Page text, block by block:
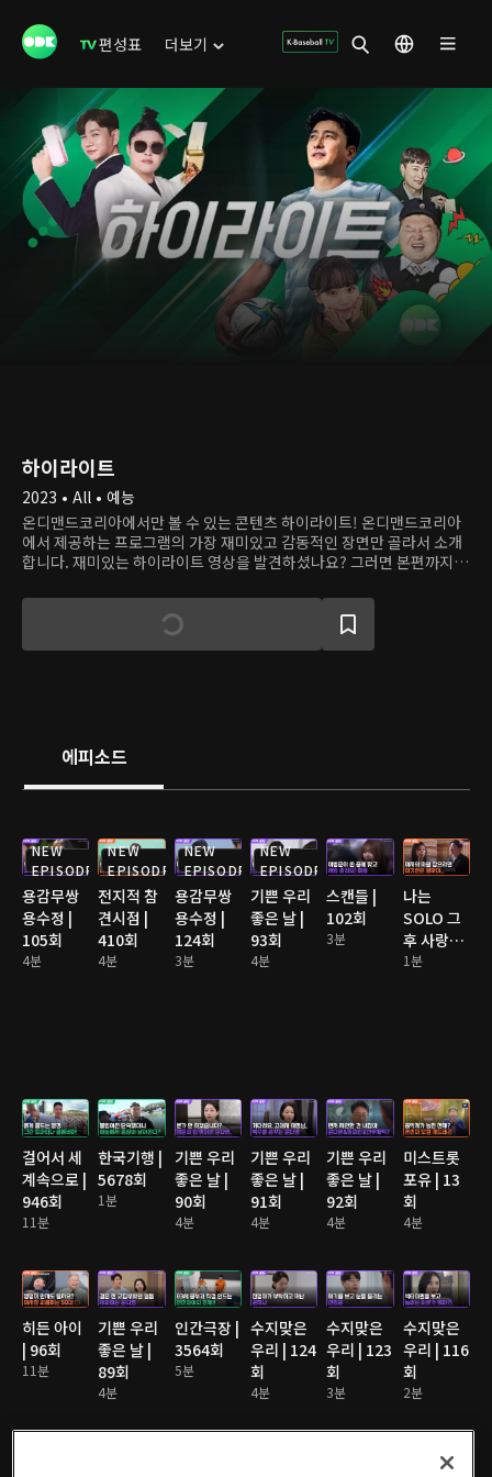
편성표 더보기
하이라이트
2023 • All • 예능
온디맨드코리아에서만 볼 수 있는 콘텐츠 하이라이트! 온디맨드코리아
에서 제공하는 프로그램의 가장 재미있고 감동적인 장면만 골라서 소개
합니다. 재미있는 하이라이트 영상을 발견하셨나요? 그러면 본편까지
에피소드
NEW
EPISODE
용감무쌍
용수정 |
105회
4분
NEW
EPISODE
전지적 참
견시점 |
410회
4분
NEW
EPISODE
용감무쌍
용수정 |
124회
3분
NEW
EPISODE
기쁜 우리
좋은 날 |
93회
4분
스캔들 |
102회
3분
나는
SOLO 그
후 사랑은
계속된다
1분
걸어서 세
계속으로 |
946회
11분
한국기행 |
5678회
1분
기쁜 우리
좋은 날 |
90회
4분
기쁜 우리
좋은 날 |
91회
4분
기쁜 우리
좋은 날 |
92회
4분
미스트롯
포유 | 13
회
4분
히든 아이
| 96회
11분
기쁜 우리
좋은 날 |
89회
4분
인간극장 |
3564회
5분
수지맞은
우리 | 124
회
4분
수지맞은
우리 | 123
회
3분
수지맞은
우리 | 116
회
2분